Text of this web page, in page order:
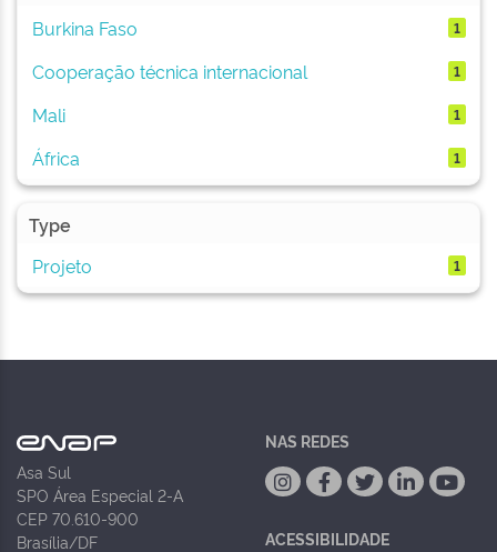
Burkina Faso
1
Cooperação técnica internacional 1
Mali 1
África 1
Type
Projeto
1
Asa Sul
SPO Área Especial 2-A
CEP 70.610-900
Brasília/DF
NAS REDES
ACESSIBILIDADE